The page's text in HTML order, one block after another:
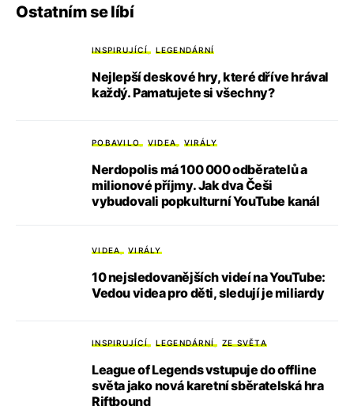
Ostatním se líbí
INSPIRUJÍCÍ LEGENDÁRNÍ
Nejlepší deskové hry, které dříve hrával
každý. Pamatujete si všechny?
POBAVILO VIDEA VIRÁLY
Nerdopolis má 100 000 odběratelů a
milionové příjmy. Jak dva Češi
vybudovali popkulturní YouTube kanál
VIDEA VIRÁLY
10 nejsledovanějších videí na YouTube:
Vedou videa pro děti, sledují je miliardy
INSPIRUJÍCÍ LEGENDÁRNÍ ZE SVĚTA
League of Legends vstupuje do offline
světa jako nová karetní sběratelská hra
Riftbound